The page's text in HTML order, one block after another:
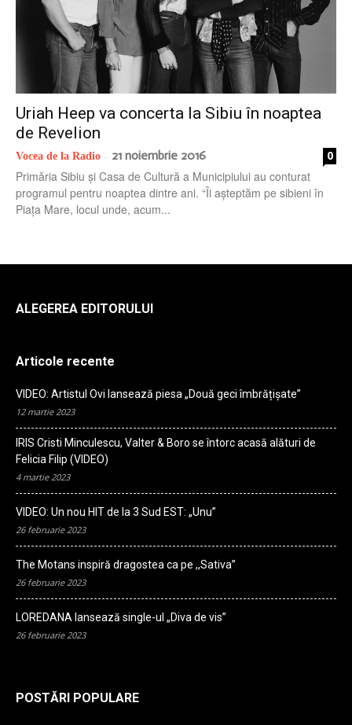
radio
Uriah Heep va concerta la Sibiu în noaptea
de Revelion
Vocea de la Radio - 21 noiembrie 2016 0
Primăria Sibiu și Casa de Cultură a Municipiului au conturat
programul pentru noaptea dintre ani. “Îi așteptăm pe sibieni în
Piața Mare, locul unde, acum...
ALEGEREA EDITORULUI
Articole recente
VIDEO: Artistul Ovi lansează piesa „Două geci îmbrățișate”
12 martie 2023
IRIS Cristi Minculescu, Valter & Boro se întorc acasă alături de
Felicia Filip (VIDEO)
4 martie 2023
VIDEO: Un nou HIT de la 3 Sud EST: „Unu”
26 februarie 2023
The Motans inspiră dragostea ca pe ,,Sativa”
26 februarie 2023
LOREDANA lansează single-ul „Diva de vis”
26 februarie 2023
POSTĂRI POPULARE